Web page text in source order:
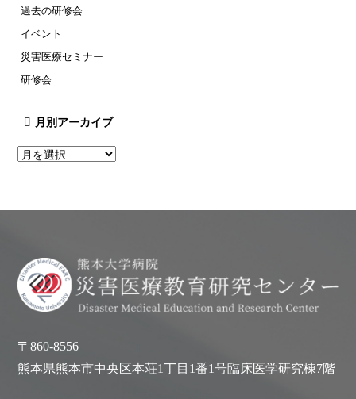
過去の研修会
イベント
災害医療セミナー
研修会
月別アーカイブ
〒860-8556
熊本県熊本市中央区本荘1丁目1番1号臨床医学研究棟7階